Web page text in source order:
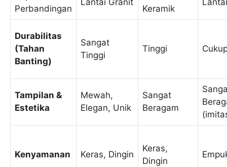
Perbandingan
Lantai Granit
Keramik
Durabilitas
(Tahan
Banting)
Sangat
Tinggi
Tinggi
Tampilan &
Estetika
Mewah,
Elegan, Unik
Sangat
Beragam
Kenyamanan Keras, Dingin
Keras,
Dingin